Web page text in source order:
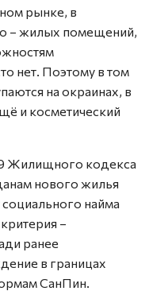
рынке, в
– жилых помещений,
нет. Поэтому в том
на окраинах, в
и косметический
Жилищного кодекса
нового жилья
найма
–
ранее
в границах
СанПин.